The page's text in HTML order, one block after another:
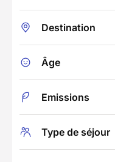
Destination
Âge
Emissions
Type de séjour